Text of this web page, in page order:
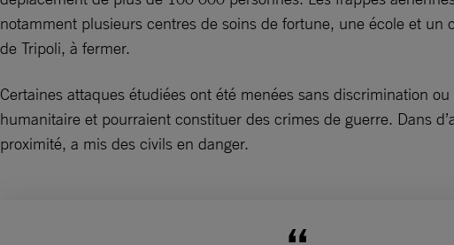
notamment plusieurs centres de soins de fortune, une école et
de Tripoli, à fermer.
Certaines attaques étudiées ont été menées sans discrimination
humanitaire et pourraient constituer des crimes de guerre. Dans
proximité, a mis des civils en danger.